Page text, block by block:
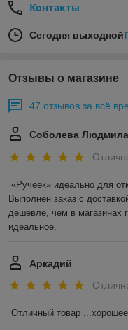
Контакты
Сегодня выходной
Отзывы о магазине
47 отзывов за всё
Соболева Людмила
«Ручеек» идеально для
Выполнен заказ с
дешевле, чем в магазинах
идеальное.
Аркадий
Отличный товар